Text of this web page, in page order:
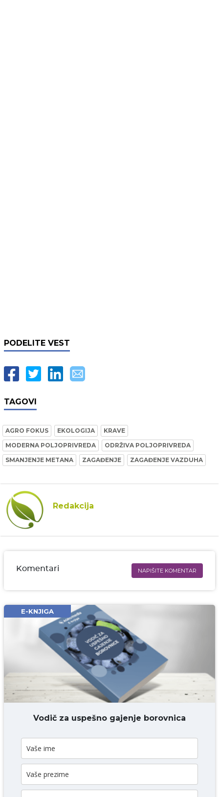
PODELITE VEST
TAGOVI
AGRO FOKUS EKOLOGIJA
KRAVE
MODERNA POLJOPRIVREDA
ODRŽIVA POLJOPRIVREDA
SMANJENJE METANA
ZAGAĐENJE ZAGAĐENJE VAZDUHA
Redakcija
Komentari NAPIŠITE KOMENTAR
Email* obavezno
Komentar* obavezno
DODAJ KOMENTAR
E-KNJIGA
Vodič za uspešno gajenje borovnica